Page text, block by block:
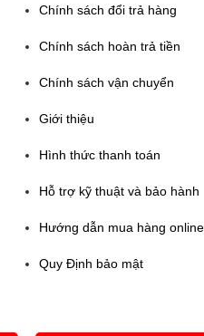
Chính sách đổi trả hàng
Chính sách hoàn trả tiền
Chính sách vận chuyển
Giới thiệu
Hình thức thanh toán
Hỗ trợ kỹ thuật và bảo hành
Hướng dẫn mua hàng online
Quy Định bảo mật